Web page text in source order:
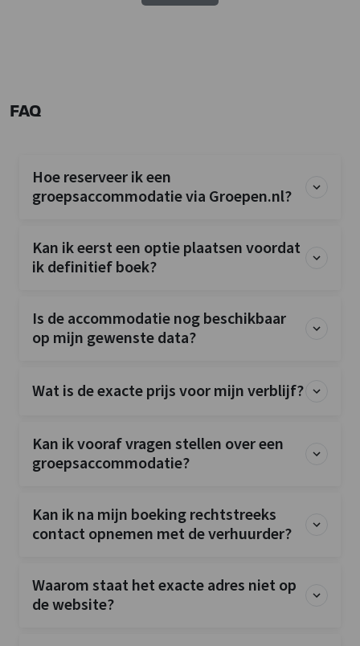
FAQ
Hoe reserveer ik een
groepsaccommodatie via Groepen.nl?
Kan ik eerst een optie plaatsen voordat
ik definitief boek?
Is de accommodatie nog beschikbaar
op mijn gewenste data?
Wat is de exacte prijs voor mijn verblijf?
Kan ik vooraf vragen stellen over een
groepsaccommodatie?
Kan ik na mijn boeking rechtstreeks
contact opnemen met de verhuurder?
Waarom staat het exacte adres niet op
de website?